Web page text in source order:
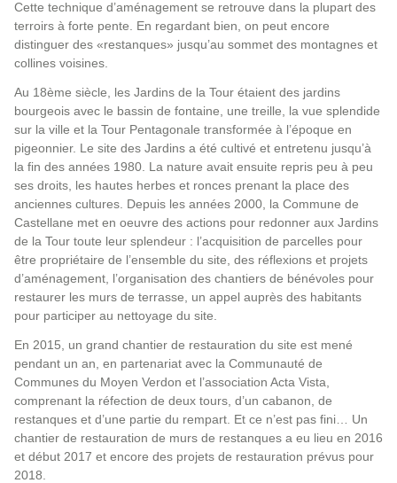
Cette technique d’aménagement se retrouve dans la plupart des
terroirs à forte pente. En regardant bien, on peut encore
distinguer des «restanques» jusqu’au sommet des montagnes et
collines voisines.
Au 18ème siècle, les Jardins de la Tour étaient des jardins
bourgeois avec le bassin de fontaine, une treille, la vue splendide
sur la ville et la Tour Pentagonale transformée à l’époque en
pigeonnier. Le site des Jardins a été cultivé et entretenu jusqu’à
la fin des années 1980. La nature avait ensuite repris peu à peu
ses droits, les hautes herbes et ronces prenant la place des
anciennes cultures. Depuis les années 2000, la Commune de
Castellane met en oeuvre des actions pour redonner aux Jardins
de la Tour toute leur splendeur : l’acquisition de parcelles pour
être propriétaire de l’ensemble du site, des réflexions et projets
d’aménagement, l’organisation des chantiers de bénévoles pour
restaurer les murs de terrasse, un appel auprès des habitants
pour participer au nettoyage du site.
En 2015, un grand chantier de restauration du site est mené
pendant un an, en partenariat avec la Communauté de
Communes du Moyen Verdon et l’association Acta Vista,
comprenant la réfection de deux tours, d’un cabanon, de
restanques et d’une partie du rempart. Et ce n’est pas fini… Un
chantier de restauration de murs de restanques a eu lieu en 2016
et début 2017 et encore des projets de restauration prévus pour
2018.